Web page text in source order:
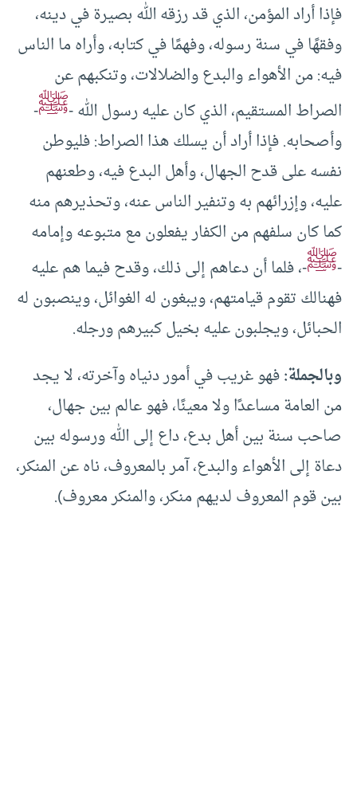
فإذا أراد المؤمن، الذي قد رزقه الله بصيرة في دينه،
وفقهًا في سنة رسوله، وفهمًا في كتابه، وأراه ما الناس
فيه: من الأهواء والبدع والضلالات، وتنكبهم عن
الصراط المستقيم، الذي كان عليه رسول الله -ﷺ-
وأصحابه. فإذا أراد أن يسلك هذا الصراط: فليوطن
نفسه على قدح الجهال، وأهل البدع فيه، وطعنهم
عليه، وإزرائهم به وتنفير الناس عنه، وتحذيرهم منه
كما كان سلفهم من الكفار يفعلون مع متبوعه وإمامه
-ﷺ-، فلما أن دعاهم إلى ذلك، وقدح فيما هم عليه
فهنالك تقوم قيامتهم، ويبغون له الغوائل، وينصبون له
الحبائل، ويجلبون عليه بخيل كبيرهم ورجله.
وبالجملة:فهو غريب في أمور دنياه وآخرته، لا يجد
من العامة مساعدًا ولا معينًا، فهو عالم بين جهال،
صاحب سنة بين أهل بدع، داع إلى الله ورسوله بين
دعاة إلى الأهواء والبدع، آمر بالمعروف، ناه عن المنكر،
بين قوم المعروف لديهم منكر، والمنكر معروف).